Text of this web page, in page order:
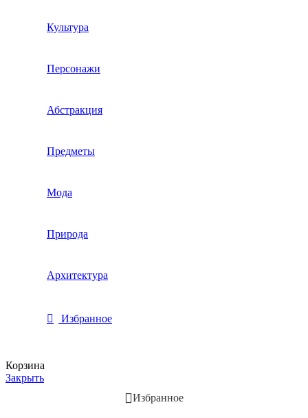
Культура
Персонажи
Абстракция
Предметы
Мода
Природа
Архитектура
Избранное
Корзина
Закрыть
Избранное